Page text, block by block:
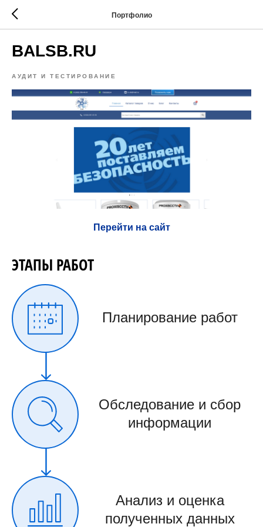
Портфолио
BALSB.RU
АУДИТ И ТЕСТИРОВАНИЕ
Перейти на сайт
ЭТАПЫ РАБОТ
Планирование работ
Обследование и сбор
информации
Анализ и оценка
полученных данных